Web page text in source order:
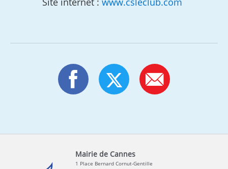
Mairie de Cannes
1 Place Bernard Cornut-Gentille